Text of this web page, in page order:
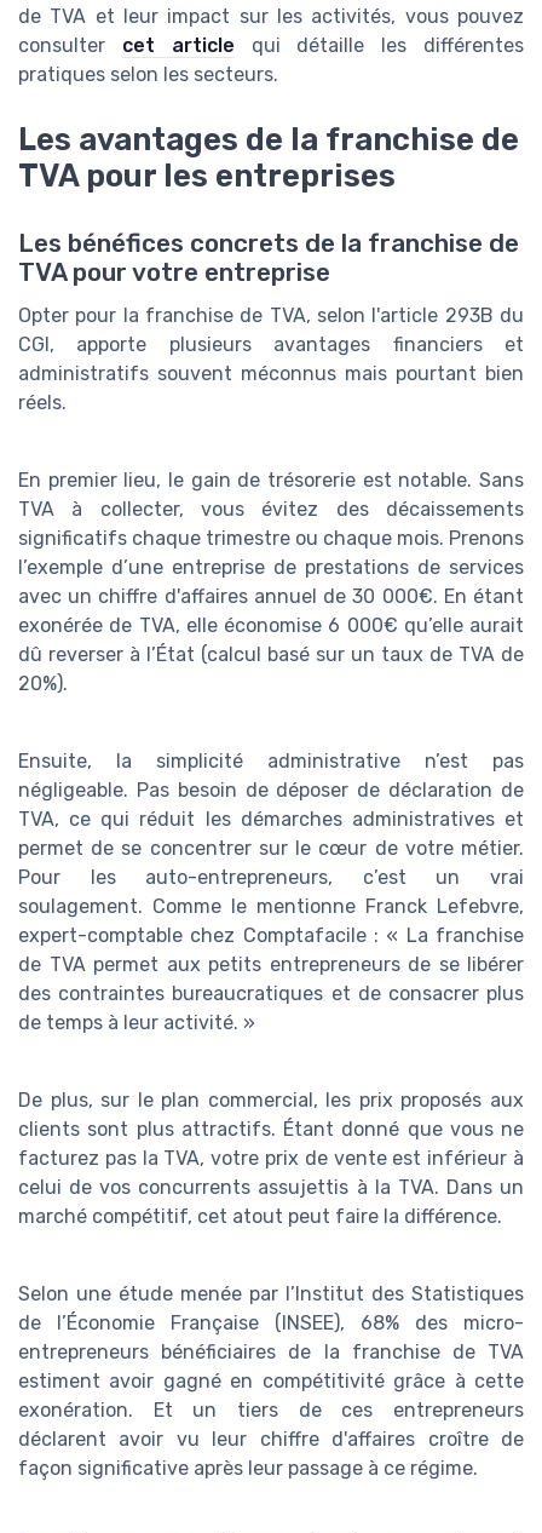
de TVA et leur impact sur les activités, vous pouvez
consulter cet article qui détaille les différentes
pratiques selon les secteurs.
Les avantages de la franchise de
TVA pour les entreprises
Les bénéfices concrets de la franchise de
TVA pour votre entreprise
Opter pour la franchise de TVA, selon l'article 293B du
CGI, apporte plusieurs avantages financiers et
administratifs souvent méconnus mais pourtant bien
réels.
En premier lieu, le gain de trésorerie est notable. Sans
TVA à collecter, vous évitez des décaissements
significatifs chaque trimestre ou chaque mois. Prenons
l’exemple d’une entreprise de prestations de services
avec un chiffre d'affaires annuel de 30 000€. En étant
exonérée de TVA, elle économise 6 000€ qu’elle aurait
dû reverser à l’État (calcul basé sur un taux de TVA de
20%).
Ensuite, la simplicité administrative n’est pas
négligeable. Pas besoin de déposer de déclaration de
TVA, ce qui réduit les démarches administratives et
permet de se concentrer sur le cœur de votre métier.
Pour les auto-entrepreneurs, c’est un vrai
soulagement. Comme le mentionne Franck Lefebvre,
expert-comptable chez Comptafacile : « La franchise
de TVA permet aux petits entrepreneurs de se libérer
des contraintes bureaucratiques et de consacrer plus
de temps à leur activité. »
De plus, sur le plan commercial, les prix proposés aux
clients sont plus attractifs. Étant donné que vous ne
facturez pas la TVA, votre prix de vente est inférieur à
celui de vos concurrents assujettis à la TVA. Dans un
marché compétitif, cet atout peut faire la différence.
Selon une étude menée par l’Institut des Statistiques
de l’Économie Française (INSEE), 68% des micro-
entrepreneurs bénéficiaires de la franchise de TVA
estiment avoir gagné en compétitivité grâce à cette
exonération. Et un tiers de ces entrepreneurs
déclarent avoir vu leur chiffre d'affaires croître de
façon significative après leur passage à ce régime.